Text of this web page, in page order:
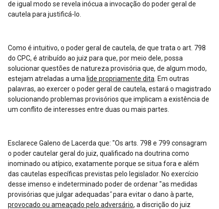
de igual modo se revela inócua a invocação do poder geral de
cautela para justificá-lo.
Como é intuitivo, o poder geral de cautela, de que trata o art. 798
do CPC, é atribuído ao juiz para que, por meio dele, possa
solucionar questões de natureza provisória que, de algum modo,
estejam atreladas a uma lide propriamente dita . Em outras
palavras, ao exercer o poder geral de cautela, estará o magistrado
solucionando problemas provisórios que implicam a existência de
um conflito de interesses entre duas ou mais partes.
Esclarece Galeno de Lacerda que: "Os arts. 798 e 799 consagram
o poder cautelar geral do juiz, qualificado na doutrina como
inominado ou atípico, exatamente porque se situa fora e além
das cautelas específicas previstas pelo legislador. No exercício
desse imenso e indeterminado poder de ordenar "as medidas
provisórias que julgar adequadas"para evitar o dano à parte,
provocado ou ameaçado pelo adversário, a discrição do juiz